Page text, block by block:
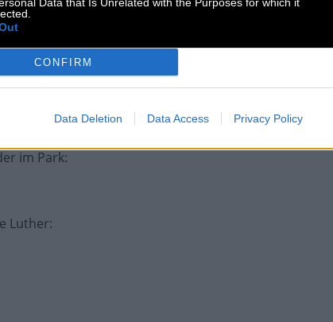
CONFIRM
Data Deletion Data Access Privacy Policy
Gewässer
vor:
im Park:
Luther: